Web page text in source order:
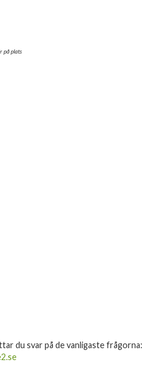
på plats
du svar på de vanligaste frågorna: